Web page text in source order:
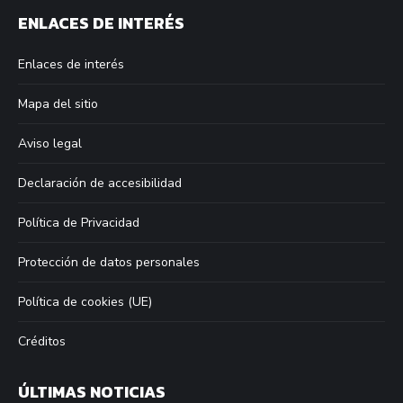
opens
new
window
opens
new
window
opens
new
window
opens
new
ENLACES DE INTERÉS
Enlaces de interés
Mapa del sitio
Aviso legal
Declaración de accesibilidad
Política de Privacidad
Protección de datos personales
Política de cookies (UE)
Créditos
ÚLTIMAS NOTICIAS